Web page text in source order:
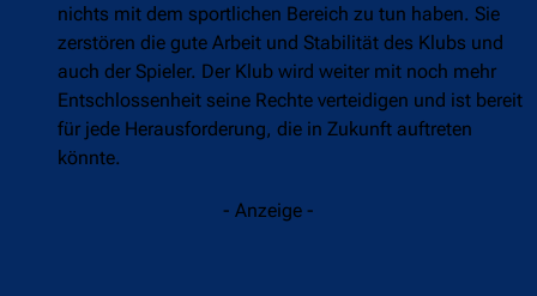
nichts mit dem sportlichen Bereich zu tun haben. Sie
zerstören die gute Arbeit und Stabilität des Klubs und
auch der Spieler. Der Klub wird weiter mit noch mehr
Entschlossenheit seine Rechte verteidigen und ist bereit
für jede Herausforderung, die in Zukunft auftreten
könnte.
- Anzeige -